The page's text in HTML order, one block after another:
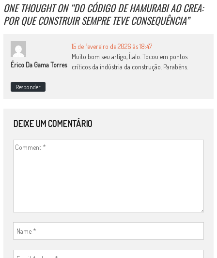
ONE THOUGHT ON “DO CÓDIGO DE HAMURABI AO CREA:
POR QUE CONSTRUIR SEMPRE TEVE CONSEQUÊNCIA”
Érico Da Gama Torres
15 de fevereiro de 2026 às 18:47
Muito bom seu artigo, Ítalo. Tocou em pontos
críticos da indústria da construção. Parabéns.
Responder
DEIXE UM COMENTÁRIO